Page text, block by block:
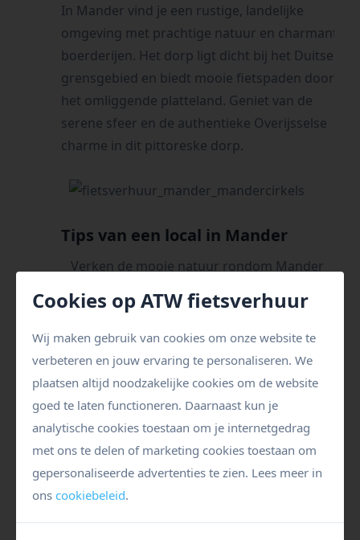
In Mander vind je een rustige, landelijke
omgeving met prachtige natuur en charmante
boerderijen. Het dorp ligt dicht bij het Duitse
grensgebied en biedt mooie fietspaden door
het omliggende platteland. Geniet van de
serene sfeer en de authentieke Overijsselse
charme in dit pittoreske dorp.
Tips van een local in Mander
Verken de mooie natuur rondom Mander
schilderachtige landschap.
Bezoek Museumboerderij De Hasseveld en
ontdek het traditionele boerenleven van de
regio.
Ontspan in de rustige sfeer van het dorp en
bewonder de authentieke Overijsselse
boerderijen en historische gebouwen.
Fietsroutes in Mander
Cookies op ATW fietsverhuur
Wij maken gebruik van cookies om onze website te
verbeteren en jouw ervaring te personaliseren. We
plaatsen altijd noodzakelijke cookies om de website
goed te laten functioneren. Daarnaast kun je
analytische cookies toestaan om je internetgedrag
met ons te delen of marketing cookies toestaan om
gepersonaliseerde advertenties te zien. Lees meer in
ons cookiebeleid.